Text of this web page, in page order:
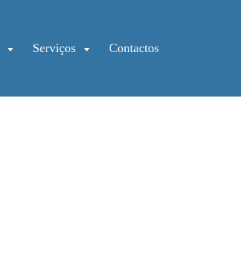
Serviços Contactos